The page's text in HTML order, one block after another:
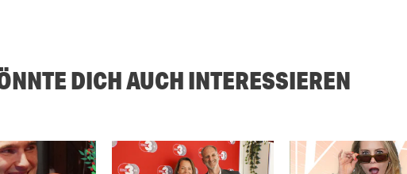
DICH AUCH INTERESSIEREN